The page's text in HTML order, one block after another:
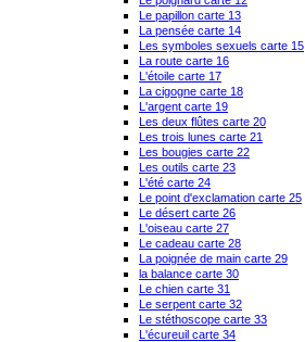
Le papillon carte 13
La pensée carte 14
Les symboles sexuels carte 15
La route carte 16
L'étoile carte 17
La cigogne carte 18
L'argent carte 19
Les deux flûtes carte 20
Les trois lunes carte 21
Les bougies carte 22
Les outils carte 23
L'été carte 24
Le point d'exclamation carte 25
Le désert carte 26
L'oiseau carte 27
Le cadeau carte 28
La poignée de main carte 29
la balance carte 30
Le chien carte 31
Le serpent carte 32
Le stéthoscope carte 33
L'écureuil carte 34